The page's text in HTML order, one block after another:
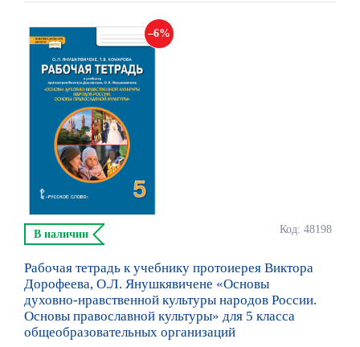
6
Код: 48198
В наличии
Рабочая тетрадь к учебнику протоиерея Виктора
Дорофеева, О.Л. Янушкявичене «Основы
духовно-нравственной культуры народов России.
Основы православной культуры» для 5 класса
общеобразовательных организаций